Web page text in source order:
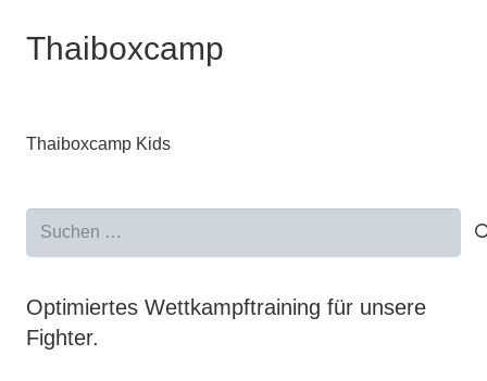
Thaiboxcamp
Thaiboxcamp Kids
Optimiertes Wettkampftraining für unsere
Fighter.